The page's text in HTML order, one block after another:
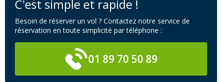
C'est simple et rapide !
Besoin de réserver un vol ? Contactez notre service de
réservation en toute simplicité par téléphone :
01 89 70 50 89